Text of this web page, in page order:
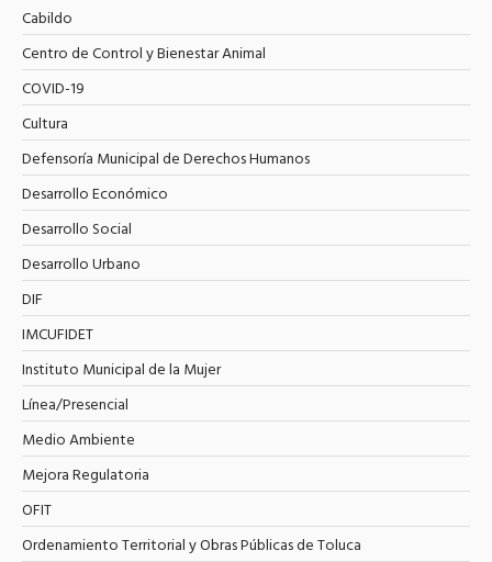
Cabildo
Centro de Control y Bienestar Animal
COVID-19
Cultura
Defensoría Municipal de Derechos Humanos
Desarrollo Económico
Desarrollo Social
Desarrollo Urbano
DIF
IMCUFIDET
Instituto Municipal de la Mujer
Línea/Presencial
Medio Ambiente
Mejora Regulatoria
OFIT
Ordenamiento Territorial y Obras Públicas de Toluca